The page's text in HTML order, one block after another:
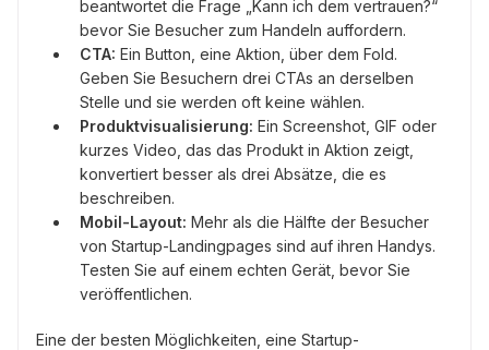
beantwortet die Frage „Kann ich dem vertrauen?“
bevor Sie Besucher zum Handeln auffordern.
CTA: Ein Button, eine Aktion, über dem Fold.
Geben Sie Besuchern drei CTAs an derselben
Stelle und sie werden oft keine wählen.
Produktvisualisierung: Ein Screenshot, GIF oder
kurzes Video, das das Produkt in Aktion zeigt,
konvertiert besser als drei Absätze, die es
beschreiben.
Mobil-Layout: Mehr als die Hälfte der Besucher
von Startup-Landingpages sind auf ihren Handys.
Testen Sie auf einem echten Gerät, bevor Sie
veröffentlichen.
Eine der besten Möglichkeiten, eine Startup-